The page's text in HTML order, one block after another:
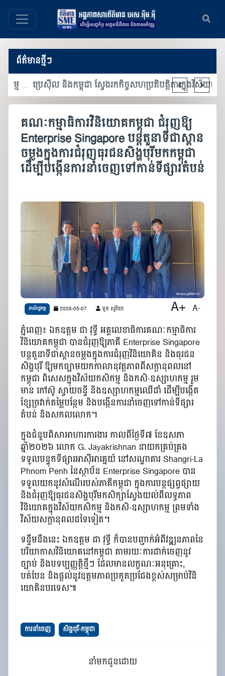
ព័ត៌មានថ្មីៗ
មហាសន្និបាតអភិវឌ្ឍន៍ឧស្សាហកម្ម និងពិព័រណ៍ឧស្សាហកម្ម ផ្តោតលើការជំរុញភាពជាដៃគូឧស្សាហកម្ម និងការចាប់យកបច្ចេកវិទ្យាទំនើប
ប្រេស៊ីល និងកម្ពុជា ស្វែងរកកិច្ចសហប្រតិបត្តិការក្នុងវិស័យកសិឧស្សាហកម្ម នវានុវត្តន៍ និងការអភិវឌ្ឍឧស្សាហកម្ម
គណៈកម្មាធិការវិនិយោគកម្ពុជា ជំរុញឱ្យ
Enterprise Singapore បន្តតួនាទីជាស្ពាន
ចម្លងក្នុងការជំរុញធុរជនសិង្ហបុរីមកកម្ពុជា
ដើម្បីបង្កើនការនាំចេញទៅកាន់ទីផ្សារតំបន់
ពាណិជ្ជកម្ម 2026-05-07 ទូច សូរិយា A+ A-
ភ្នំពេញ៖ ឯកឧត្តម ជា វុទ្ធី អគ្គលេខាធិការគណៈកម្មាធិការ
វិនិយោគកម្ពុជា បានជំរុញឱ្យភាគី Enterprise Singapore
បន្តតួនាទីជាស្ពានចម្លងក្នុងការជំរុញវិនិយោគិន និងធុរជន
សិង្ហបុរី ឱ្យមកច្បាមយកកាលានុវត្តភាពពីសក្តានុពលនៅ
កម្ពុជា​ ពិសេសក្នុងវិស័យកសិកម្ម និងកសិ-ឧស្សាហកម្ម រួម
មាន កៅស៊ូ ស្វាយចន្ទី និងឧស្សាហកម្មឈើដាំ ដើម្បីបង្កើត
ខ្សែច្រវាក់តម្លៃបន្ថែម និងបង្កើនការនាំចេញទៅកាន់ទីផ្សារ
តំបន់ និងសកលលោក។
ក្នុងជំនួបពិសាអាហារការងារ កាលពីថ្ងៃទី៧ ខែឧសភា
ឆ្នាំ២០២៦ លោក G. Jayakrishnan នាយកគ្រប់គ្រង
ទទួលបន្ទុកទីផ្សារអាស៊ីអាគ្នេយ៍ នៅសណ្ឋាគារ Shangri-La
Phnom Penh នៃស្ថាប័ន Enterprise Singapore បាន
ទទួលយកនូវសំណើរបស់ភាគីកម្ពុជា ក្នុងការបន្តផ្សព្វផ្សាយ
និងជំរុញឱ្យធុរជនសិង្ហបុរីមកសិក្សាស្វែងយល់ពីលទ្ធភាព
វិនិយោគក្នុងវិស័យកសិកម្ម និងកសិ-ឧស្សាហកម្ម ព្រមទាំង
វិស័យសក្តានុពលដទៃទៀត។
ទន្ទឹមនឹងនេះ ឯកឧត្តម ជា វុទ្ធី ក៏បានបញ្ជាក់អំពីវឌ្ឍនភាពនៃ
បរិយាកាសវិនិយោគនៅកម្ពុជា តាមរយៈការដាក់ចេញនូវ
ច្បាប់ និងបទប្បញ្ញត្តិថ្មីៗ ដែលមានលក្ខណៈអនុគ្រោះ,
បត់បែន និងផ្ដល់នូវឧត្តមភាពប្រកួតប្រជែងខ្ពស់សម្រាប់វិនិ
យោគិនបរទេស៕
ការនាំចេញ សិង្ហបុរី-កម្ពុជា
នាំមកជូនដោយ